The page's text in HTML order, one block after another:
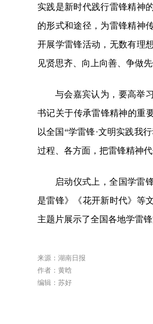
实践是新时代践行雷锋精神
的形式和途径，为雷锋精神
开展学雷锋活动，无数有理
见贤思齐、向上向善、争做先
与会嘉宾认为，要高举
书记关于传承雷锋精神的重
以全国“学雷锋·文明实践我
过程、各方面，把雷锋精神代
启动仪式上，全国学雷
是雷锋》《花开新时代》等
主题片展示了全国各地学雷
来源：湖南日报
作者：黄晗
编辑：苏好